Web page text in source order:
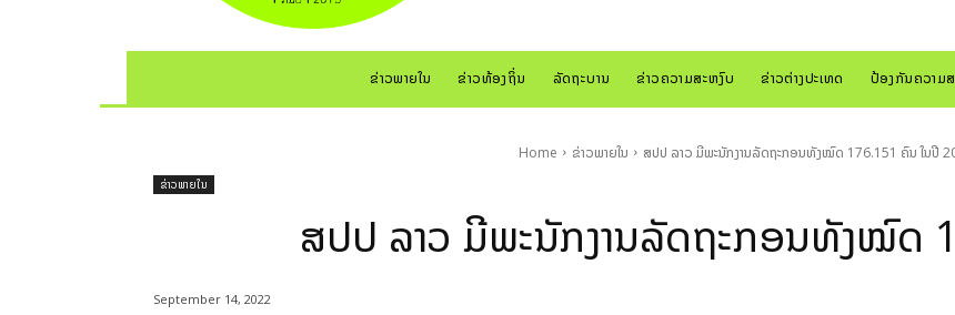
ຂ່າວພາຍໃນ ຂ່າວທ້ອງຖິ່ນ ລັດຖະບານ ຂ່າວຄວາມສະຫງົບ ຂ່າວຕ່າງປະເທດ ປ້ອງກັນຄວາມ
Home ຂ່າວພາຍໃນ ສປປ ລາວ ມີພະນັກງານລັດຖະກອນທັງໝົດ 176.151 ຄົນ ໃນປີ
ຂ່າວພາຍໃນ
ສປປ ລາວ ມີພະນັກງານລັດຖະກອນທັງໝົດ
September 14, 2022